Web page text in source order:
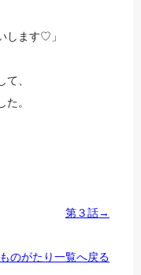
ます♡」
、
。
第３話→
ものがたり一覧へ戻る